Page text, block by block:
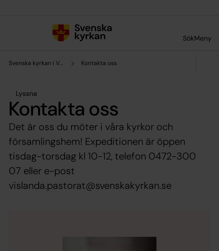
SökMeny
Svenska kyrkan i Vislanda och Blädinge Kontakta oss
Lyssna
Kontakta oss
Det är oss du möter i våra kyrkor och
församlingshem! Expeditionen är öppen
tisdag-torsdag kl 10-12, telefon 0472-300
07 eller e-post
vislanda.pastorat@svenskakyrkan.se